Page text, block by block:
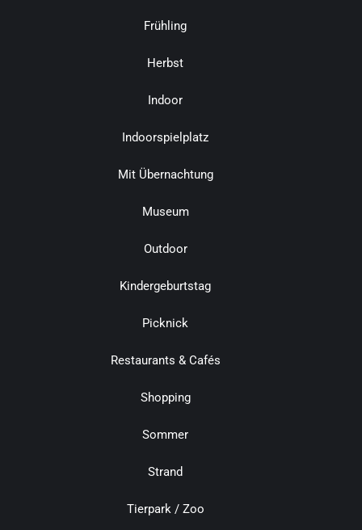
Frühling
Herbst
Indoor
Indoorspielplatz
Mit Übernachtung
Museum
Outdoor
Kindergeburtstag
Picknick
Restaurants & Cafés
Shopping
Sommer
Strand
Tierpark / Zoo